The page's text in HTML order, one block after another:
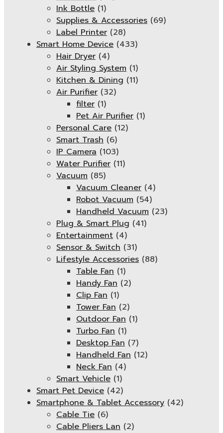
Ink Bottle (1)
Supplies & Accessories (69)
Label Printer (28)
Smart Home Device (433)
Hair Dryer (4)
Air Styling System (1)
Kitchen & Dining (11)
Air Purifier (32)
filter (1)
Pet Air Purifier (1)
Personal Care (12)
Smart Trash (6)
IP Camera (103)
Water Purifier (11)
Vacuum (85)
Vacuum Cleaner (4)
Robot Vacuum (54)
Handheld Vacuum (23)
Plug & Smart Plug (41)
Entertainment (4)
Sensor & Switch (31)
Lifestyle Accessories (88)
Table Fan (1)
Handy Fan (2)
Clip Fan (1)
Tower Fan (2)
Outdoor Fan (1)
Turbo Fan (1)
Desktop Fan (7)
Handheld Fan (12)
Neck Fan (4)
Smart Vehicle (1)
Smart Pet Device (42)
Smartphone & Tablet Accessory (42)
Cable Tie (6)
Cable Pliers Lan (2)